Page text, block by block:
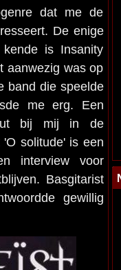
dat me de
De enige
is Insanity
aanwezig was op
band die speelde
me erg. Een
bij mij in de
solitude' is een
interview voor
Basgitarist
gewillig